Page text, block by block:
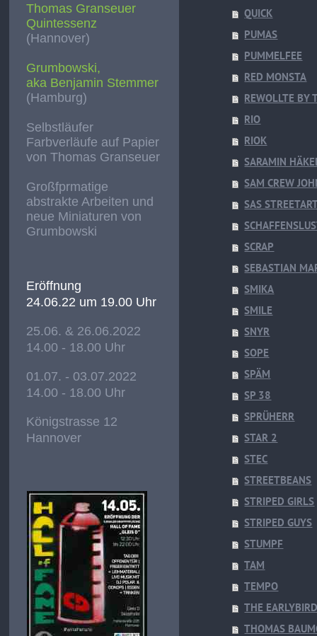
Thomas Granseuer
Quintessenz
(Hannover)
Grumbowski,
aka Benjamin Stemmer
(Hamburg)
Selbstläufer
Farbverläufe auf Papier
von Thomas Granseuer
Großfprmatige
abstrakte Arbeiten und
neue Miniaturen von
Grumbowski
Eröffnung
24.06.22 um 19.00 Uhr
25.06. & 26.06.2022
14.00 - 18.00 Uhr
01.07. - 03.07.2022
14.00 - 18.00 Uhr
Königstrasse 12
Hannover
QUICK
PUMAS
PUMMELFEE
RED MONSTA
REWOLLTE BY
RIO
RIOK
SARAMIN
SAM CREW
SAS
SCRAP
SEBASTIAN
SMIKA
SMILE
SNYR
SOPE
SPÄM
SP 38
SPRÜHERR
STAR 2
STEC
STREETBEANS
STRIPED GIRLS
STRIPED GUYS
STUMPF
TAM
TEMPO
THE
THOMAS